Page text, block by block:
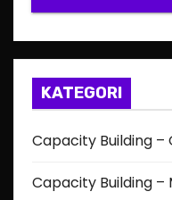
KATEGORI
Capacity Building
Capacity Building –